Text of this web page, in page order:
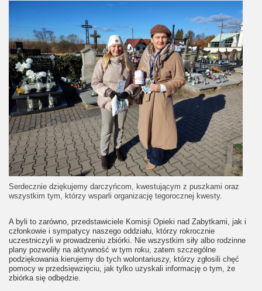
Serdecznie dziękujemy darczyńcom, kwestującym z puszkami oraz
wszystkim tym, którzy wsparli organizację tegorocznej kwesty.
A byli to zarówno, przedstawiciele Komisji Opieki nad Zabytkami, jak i
członkowie i sympatycy naszego oddziału, którzy rokrocznie
uczestniczyli w prowadzeniu zbiórki. Nie wszystkim siły albo rodzinne
plany pozwoliły na aktywność w tym roku, zatem szczególne
podziękowania kierujemy do tych wolontariuszy, którzy zgłosili chęć
pomocy w przedsięwzięciu, jak tylko uzyskali informację o tym, że
zbiórka się odbędzie.